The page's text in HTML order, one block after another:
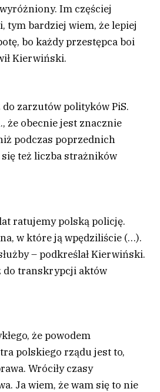
Im częściej
tym bardziej wiem, że lepiej
bo każdy przestępca boi
Kierwiński.
do zarzutów polityków PiS.
że obecnie jest znacznie
podczas poprzednich
się też liczba strażników
ratujemy polską policję.
w które ją wpędziliście (…).
– podkreślał Kierwiński.
do transkrypcji aktów
że powodem
polskiego rządu jest to,
Wróciły czasy
Ja wiem, że wam się to nie